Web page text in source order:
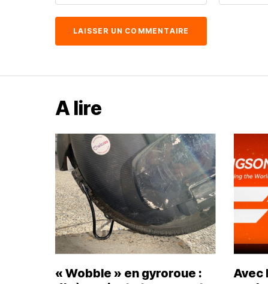
A lire
« Wobble » en gyroroue :
Avec